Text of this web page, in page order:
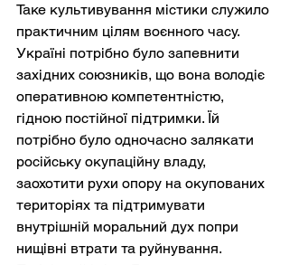
Таке культивування містики служило
практичним цілям воєнного часу.
Україні потрібно було запевнити
західних союзників, що вона володіє
оперативною компетентністю,
гідною постійної підтримки. Їй
потрібно було одночасно залякати
російську окупаційну владу,
заохотити рухи опору на окупованих
територіях та підтримувати
внутрішній моральний дух попри
нищівні втрати та руйнування.